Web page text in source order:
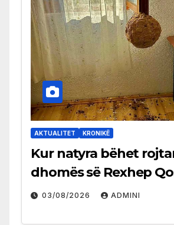
AKTUALITET KRONIKË
Kur natyra bëhet
dhomës së Rexhep
03/08/2026 ADMINI